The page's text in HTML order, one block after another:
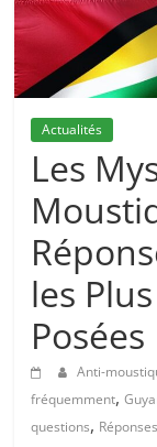
Actualités
Les
les
Posées
Anti-
fréquemment,
questions, Réponses